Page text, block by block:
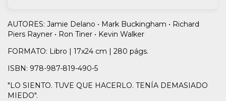
AUTORES: Jamie Delano • Mark Buckingham • Richard
Piers Rayner • Ron Tiner • Kevin Walker
FORMATO: Libro | 17x24 cm | 280 págs.
ISBN: 978-987-819-490-5
"LO SIENTO. TUVE QUE HACERLO. TENÍA DEMASIADO
MIEDO".